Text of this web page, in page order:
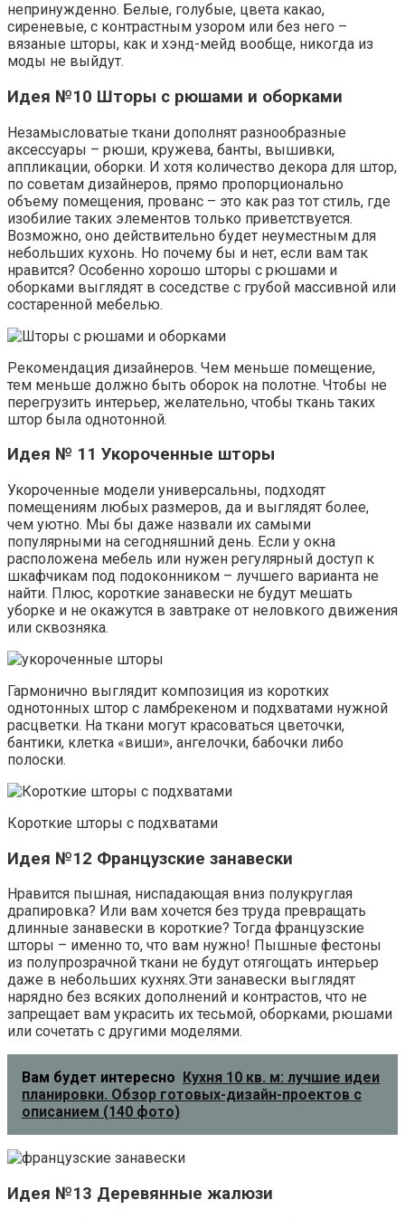
непринужденно. Белые, голубые, цвета какао,
сиреневые, с контрастным узором или без него –
вязаные шторы, как и хэнд-мейд вообще, никогда из
моды не выйдут.
Идея №10 Шторы с рюшами и оборками
Незамысловатые ткани дополнят разнообразные
аксессуары – рюши, кружева, банты, вышивки,
аппликации, оборки. И хотя количество декора для штор,
по советам дизайнеров, прямо пропорционально
объему помещения, прованс – это как раз тот стиль, где
изобилие таких элементов только приветствуется.
Возможно, оно действительно будет неуместным для
небольших кухонь. Но почему бы и нет, если вам так
нравится? Особенно хорошо шторы с рюшами и
оборками выглядят в соседстве с грубой массивной или
состаренной мебелью.
Рекомендация дизайнеров. Чем меньше помещение,
тем меньше должно быть оборок на полотне. Чтобы не
перегрузить интерьер, желательно, чтобы ткань таких
штор была однотонной.
Идея № 11 Укороченные шторы
Укороченные модели универсальны, подходят
помещениям любых размеров, да и выглядят более,
чем уютно. Мы бы даже назвали их самыми
популярными на сегодняшний день. Если у окна
расположена мебель или нужен регулярный доступ к
шкафчикам под подоконником – лучшего варианта не
найти. Плюс, короткие занавески не будут мешать
уборке и не окажутся в завтраке от неловкого движения
или сквозняка.
Гармонично выглядит композиция из коротких
однотонных штор с ламбрекеном и подхватами нужной
расцветки. На ткани могут красоваться цветочки,
бантики, клетка «виши», ангелочки, бабочки либо
полоски.
Короткие шторы с подхватами
Идея №12 Французские занавески
Нравится пышная, ниспадающая вниз полукруглая
драпировка? Или вам хочется без труда превращать
длинные занавески в короткие? Тогда французские
шторы – именно то, что вам нужно! Пышные фестоны
из полупрозрачной ткани не будут отягощать интерьер
даже в небольших кухнях.Эти занавески выглядят
нарядно без всяких дополнений и контрастов, что не
запрещает вам украсить их тесьмой, оборками, рюшами
или сочетать с другими моделями.
Вам будет интересно
Кухня 10 кв. м: лучшие идеи
планировки. Обзор готовых-дизайн-проектов с
описанием (140 фото)
Идея №13 Деревянные жалюзи